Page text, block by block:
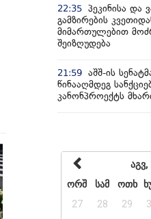
22:35 პეკინისა და
გამზირების
მიმართულებით
შეიზღუდება
21:59 აშშ-ის
წინააღმდეგ
კანონპროექტს
აგვ,
ორშ
სამ ოთხ
27
28 29